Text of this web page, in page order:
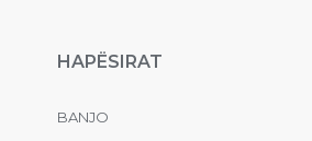
HAPËSIRAT
BANJO